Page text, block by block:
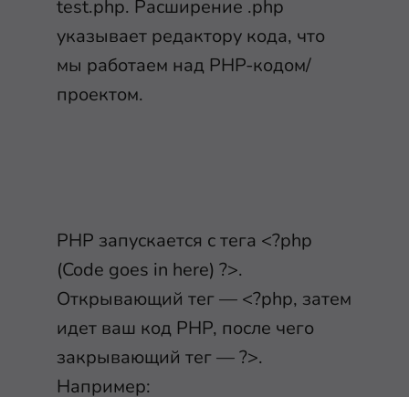
test.php. Расширение .php
указывает редактору кода, что
мы работаем над PHP-кодом/
проектом.
PHP запускается с тега <?php
(Code goes in here) ?>.
Открывающий тег — <?php, затем
идет ваш код PHP, после чего
закрывающий тег — ?>.
Например: